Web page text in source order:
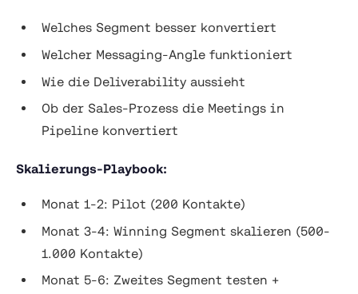
Welches Segment besser konvertiert
Welcher Messaging-Angle funktioniert
Wie die Deliverability aussieht
Ob der Sales-Prozess die Meetings in
Pipeline konvertiert
Skalierungs-Playbook:
Monat 1-2: Pilot (200 Kontakte)
Monat 3-4: Winning Segment skalieren (500-
1.000 Kontakte)
Monat 5-6: Zweites Segment testen +